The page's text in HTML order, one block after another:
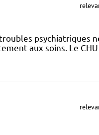
psychiatriques
aux soins. Le